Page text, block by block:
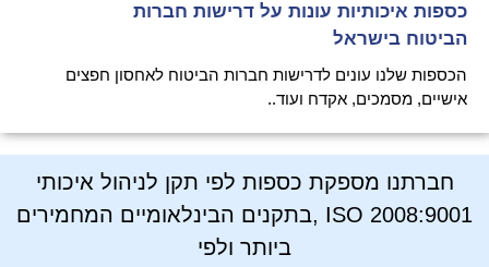
כספות איכותיות עונות על דרישות חברות
הביטוח בישראל
הכספות שלנו עונים לדרישות חברות הביטוח לאחסון חפצים
אישיים, מסמכים, אקדח ועוד..
חברתנו מספקת כספות לפי תקן לניהול איכותי
2008:9001 ISO ,בתקנים הבינלאומיים המחמירים
ביותר ולפי